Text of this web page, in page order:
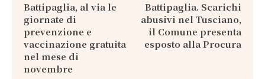
Battipaglia, al via le
giornate di
prevenzione e
vaccinazione gratuita
nel mese di
novembre
Battipaglia. Scarichi
abusivi nel Tusciano,
il Comune presenta
esposto alla Procura